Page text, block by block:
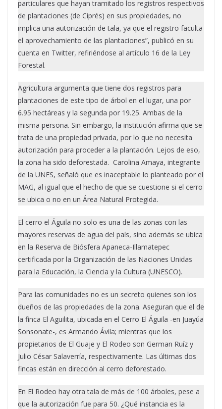
particulares que hayan tramitado los registros respectivos
de plantaciones (de Ciprés) en sus propiedades, no
implica una autorización de tala, ya que el registro faculta
el aprovechamiento de las plantaciones”, publicó en su
cuenta en Twitter, refiriéndose al artículo 16 de la Ley
Forestal.
Agricultura argumenta que tiene dos registros para
plantaciones de este tipo de árbol en el lugar, una por
6.95 hectáreas y la segunda por 19.25. Ambas de la
misma persona. Sin embargo, la institución afirma que se
trata de una propiedad privada, por lo que no necesita
autorización para proceder a la plantación. Lejos de eso,
la zona ha sido deforestada. Carolina Amaya, integrante
de la UNES, señaló que es inaceptable lo planteado por el
MAG, al igual que el hecho de que se cuestione si el cerro
se ubica o no en un Área Natural Protegida.
El cerro el Águila no solo es una de las zonas con las
mayores reservas de agua del país, sino además se ubica
en la Reserva de Biósfera Apaneca-Illamatepec
certificada por la Organización de las Naciones Unidas
para la Educación, la Ciencia y la Cultura (UNESCO).
Para las comunidades no es un secreto quienes son los
dueños de las propiedades de la zona. Aseguran que el de
la finca El Aguilita, ubicada en el Cerro El Águila -en Juayúa
Sonsonate-, es Armando Ávila; mientras que los
propietarios de El Guaje y El Rodeo son German Ruíz y
Julio César Salaverría, respectivamente. Las últimas dos
fincas están en dirección al cerro deforestado.
En El Rodeo hay otra tala de más de 100 árboles, pese a
que la autorización fue para 50. ¿Qué instancia es la